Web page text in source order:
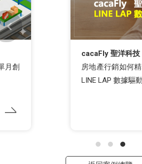
cacaFly 聖洋科技
房地產行銷如何精準成交？
LINE LAP 數據驅動策略